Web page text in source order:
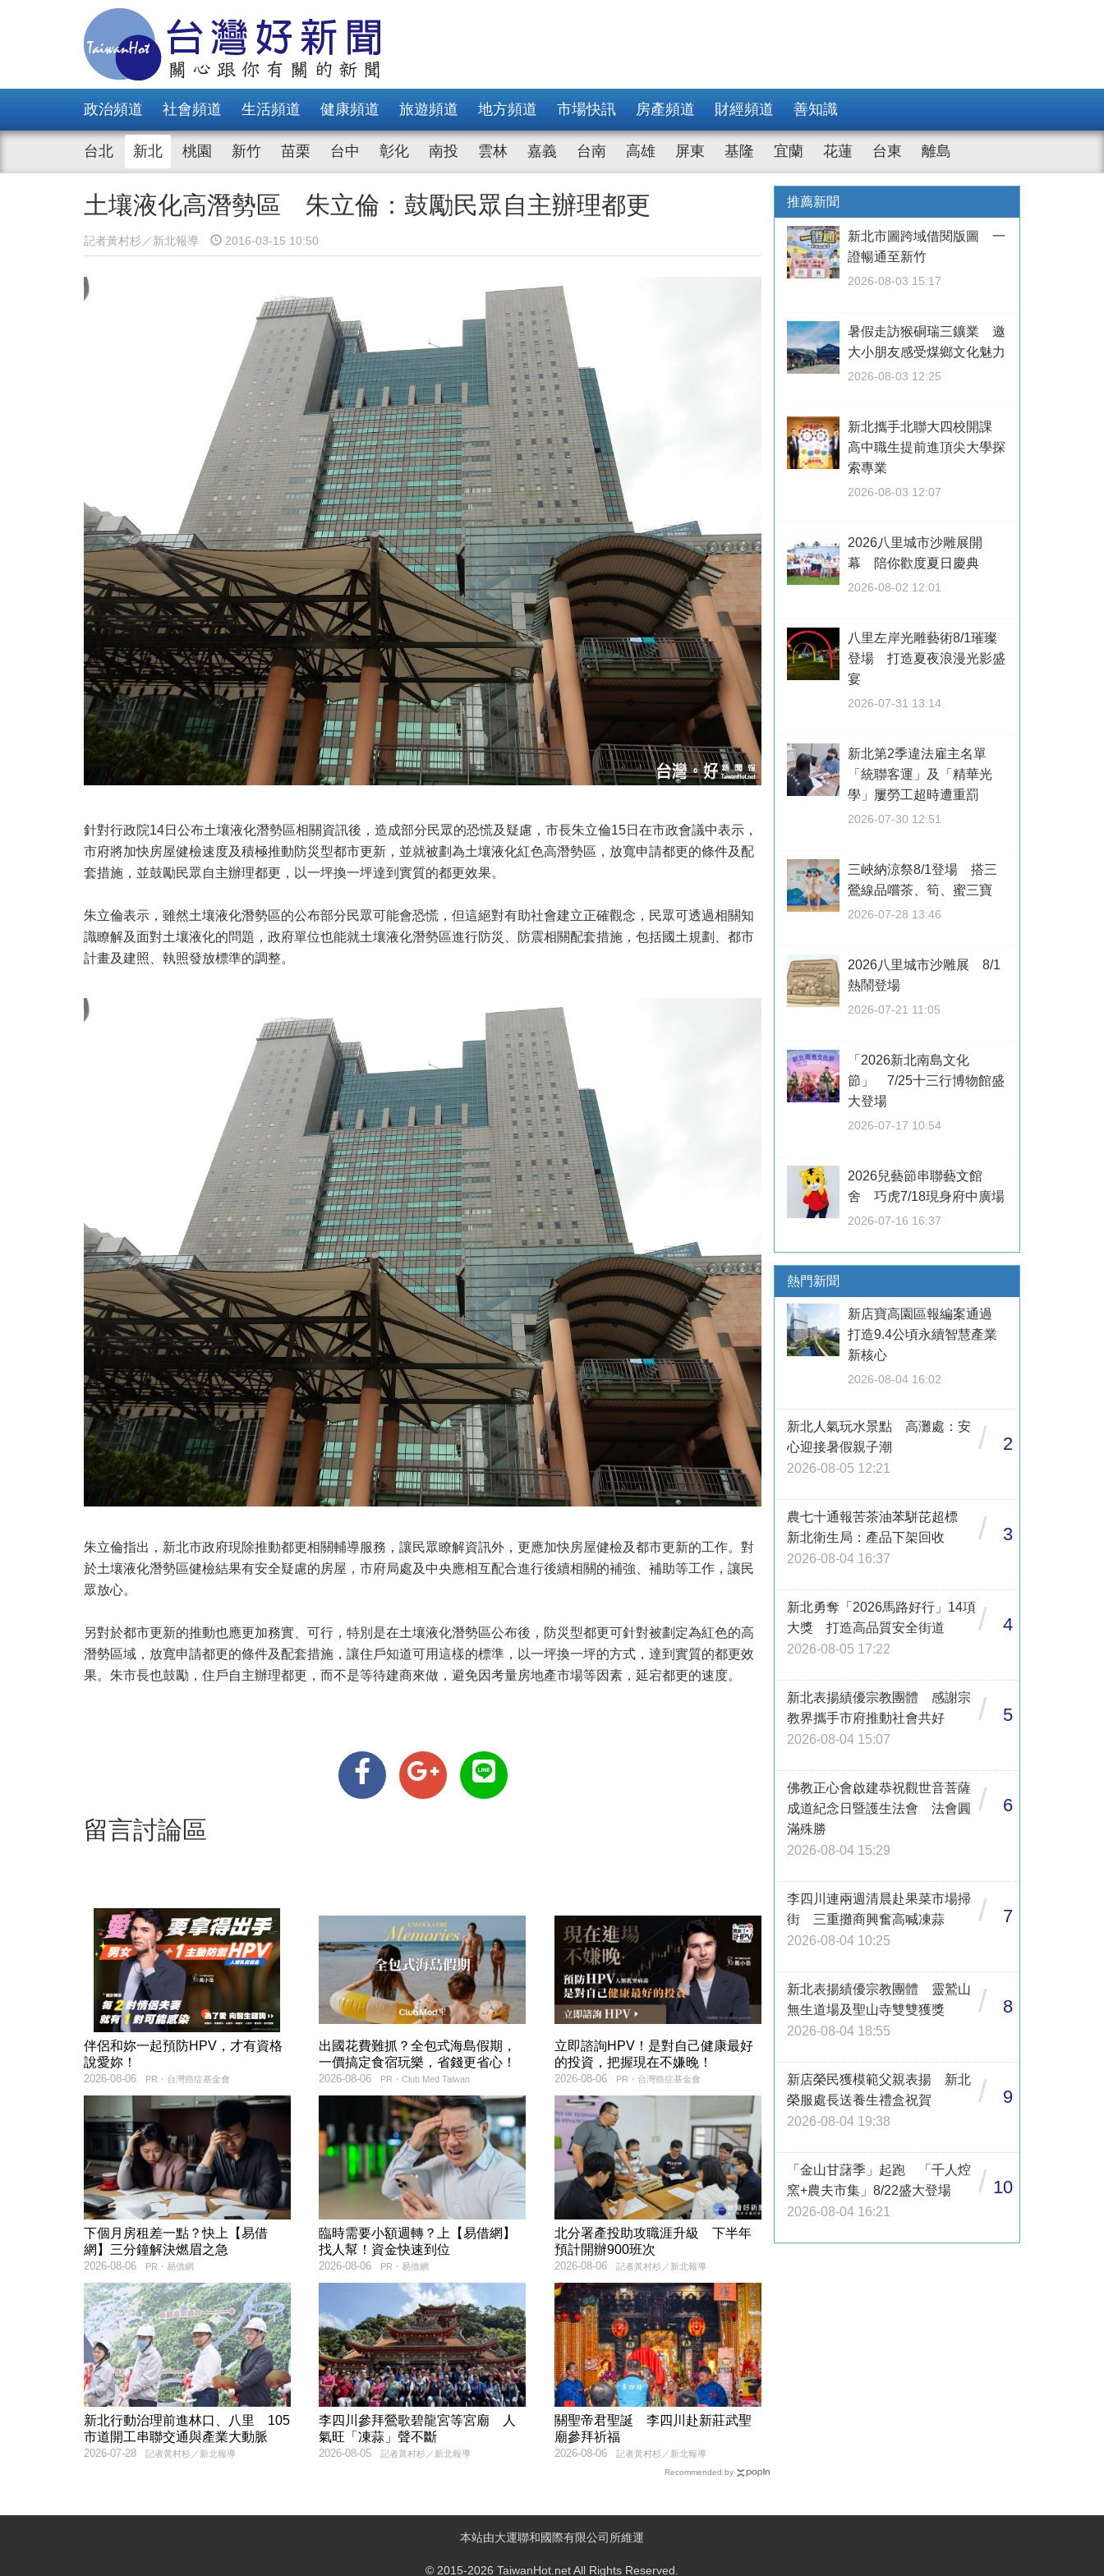
政治頻道 社會頻道 生活頻道 健康頻道 旅遊頻道 地方頻道 市場快訊 房產頻道 財經頻道 善知識
台北 新北 桃園 新竹 苗栗 台中 彰化 南投 雲林 嘉義 台南 高雄 屏東 基隆 宜蘭 花蓮 台東 離島
土壤液化高潛勢區 朱立倫：鼓勵民眾自主辦理都更
記者黃村杉／新北報導 2016-03-15 10:50
針對行政院14日公布土壤液化潛勢區相關資訊後，造成部分民眾的恐慌及疑慮，市長朱立倫15日在市政會議中表示，
市府將加快房屋健檢速度及積極推動防災型都市更新，並就被劃為土壤液化紅色高潛勢區，放寬申請都更的條件及配
套措施，並鼓勵民眾自主辦理都更，以一坪換一坪達到實質的都更效果。
朱立倫表示，雖然土壤液化潛勢區的公布部分民眾可能會恐慌，但這絕對有助社會建立正確觀念，民眾可透過相關知
識瞭解及面對土壤液化的問題，政府單位也能就土壤液化潛勢區進行防災、防震相關配套措施，包括國土規劃、都市
計畫及建照、執照發放標準的調整。
朱立倫指出，新北市政府現除推動都更相關輔導服務，讓民眾瞭解資訊外，更應加快房屋健檢及都市更新的工作。對
於土壤液化潛勢區健檢結果有安全疑慮的房屋，市府局處及中央應相互配合進行後續相關的補強、補助等工作，讓民
眾放心。
另對於都市更新的推動也應更加務實、可行，特別是在土壤液化潛勢區公布後，防災型都更可針對被劃定為紅色的高
潛勢區域，放寬申請都更的條件及配套措施，讓住戶知道可用這樣的標準，以一坪換一坪的方式，達到實質的都更效
果。朱市長也鼓勵，住戶自主辦理都更，而不是等待建商來做，避免因考量房地產市場等因素，延宕都更的速度。
留言討論區
伴侶和妳一起預防HPV，才有資格
說愛妳！
PR・台灣癌症基金會
2026-08-06
出國花費難抓？全包式海島假期，
一價搞定食宿玩樂，省錢更省心！
PR・Club Med Taiwan
2026-08-06
立即諮詢HPV！是對自己健康最好
的投資，把握現在不嫌晚！
PR・台灣癌症基金會
2026-08-06
下個月房租差一點？快上【易借
網】三分鐘解決燃眉之急
PR・易借網
2026-08-06
臨時需要小額週轉？上【易借網】
找人幫！資金快速到位
PR・易借網
2026-08-06
北分署產投助攻職涯升級 下半年
預計開辦900班次
記者黃村杉／新北報導
2026-08-06
新北行動治理前進林口、八里 105
市道開工串聯交通與產業大動脈
記者黃村杉／新北報導
2026-07-28
李四川參拜鶯歌碧龍宮等宮廟 人
氣旺「凍蒜」聲不斷
記者黃村杉／新北報導
2026-08-05
關聖帝君聖誕 李四川赴新莊武聖
廟參拜祈福
記者黃村杉／新北報導
2026-08-06
Recommended by
推薦新聞
新北市圖跨域借閱版圖 一
證暢通至新竹
2026-08-03 15:17
暑假走訪猴硐瑞三鑛業 邀
大小朋友感受煤鄉文化魅力
2026-08-03 12:25
新北攜手北聯大四校開課
高中職生提前進頂尖大學探
索專業
2026-08-03 12:07
2026八里城市沙雕展開
幕 陪你歡度夏日慶典
2026-08-02 12:01
八里左岸光雕藝術8/1璀璨
登場 打造夏夜浪漫光影盛
宴
2026-07-31 13:14
新北第2季違法雇主名單
「統聯客運」及「精華光
學」屢勞工超時遭重罰
2026-07-30 12:51
三峽納涼祭8/1登場 搭三
鶯線品嚐茶、筍、蜜三寶
2026-07-28 13:46
2026八里城市沙雕展 8/1
熱鬧登場
2026-07-21 11:05
「2026新北南島文化
節」 7/25十三行博物館盛
大登場
2026-07-17 10:54
2026兒藝節串聯藝文館
舍 巧虎7/18現身府中廣場
2026-07-16 16:37
熱門新聞
新店寶高園區報編案通過
打造9.4公頃永續智慧產業
新核心
2026-08-04 16:02
新北人氣玩水景點 高灘處：安
心迎接暑假親子潮
2026-08-05 12:21
/ 2
農七十通報苦茶油苯駢芘超標
新北衛生局：產品下架回收
2026-08-04 16:37
/ 3
新北勇奪「2026馬路好行」14項
大獎 打造高品質安全街道
2026-08-05 17:22
/ 4
新北表揚績優宗教團體 感謝宗
教界攜手市府推動社會共好
2026-08-04 15:07
/ 5
佛教正心會啟建恭祝觀世音菩薩
成道紀念日暨護生法會 法會圓
滿殊勝
2026-08-04 15:29
/ 6
李四川連兩週清晨赴果菜市場掃
街 三重攤商興奮高喊凍蒜
2026-08-04 10:25
/ 7
新北表揚績優宗教團體 靈鷲山
無生道場及聖山寺雙雙獲獎
2026-08-04 18:55
/ 8
新店榮民獲模範父親表揚 新北
榮服處長送養生禮盒祝賀
2026-08-04 19:38
/ 9
「金山甘藷季」起跑 「千人焢
窯+農夫市集」8/22盛大登場
2026-08-04 16:21
/ 10
本站由大運聯和國際有限公司所維運
© 2015-2026 TaiwanHot.net All Rights Reserved.